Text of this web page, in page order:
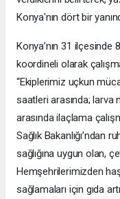
Konya'nın dört bir
Konya’nın 31 ilçesinde
koordineli olarak
“Ekiplerimiz uçkun
saatleri arasında;
arasında ilaçlama
Sağlık Bakanlığı’ndan
sağlığına uygun olan,
Hemşehrilerimizden
sağlamaları için gıda